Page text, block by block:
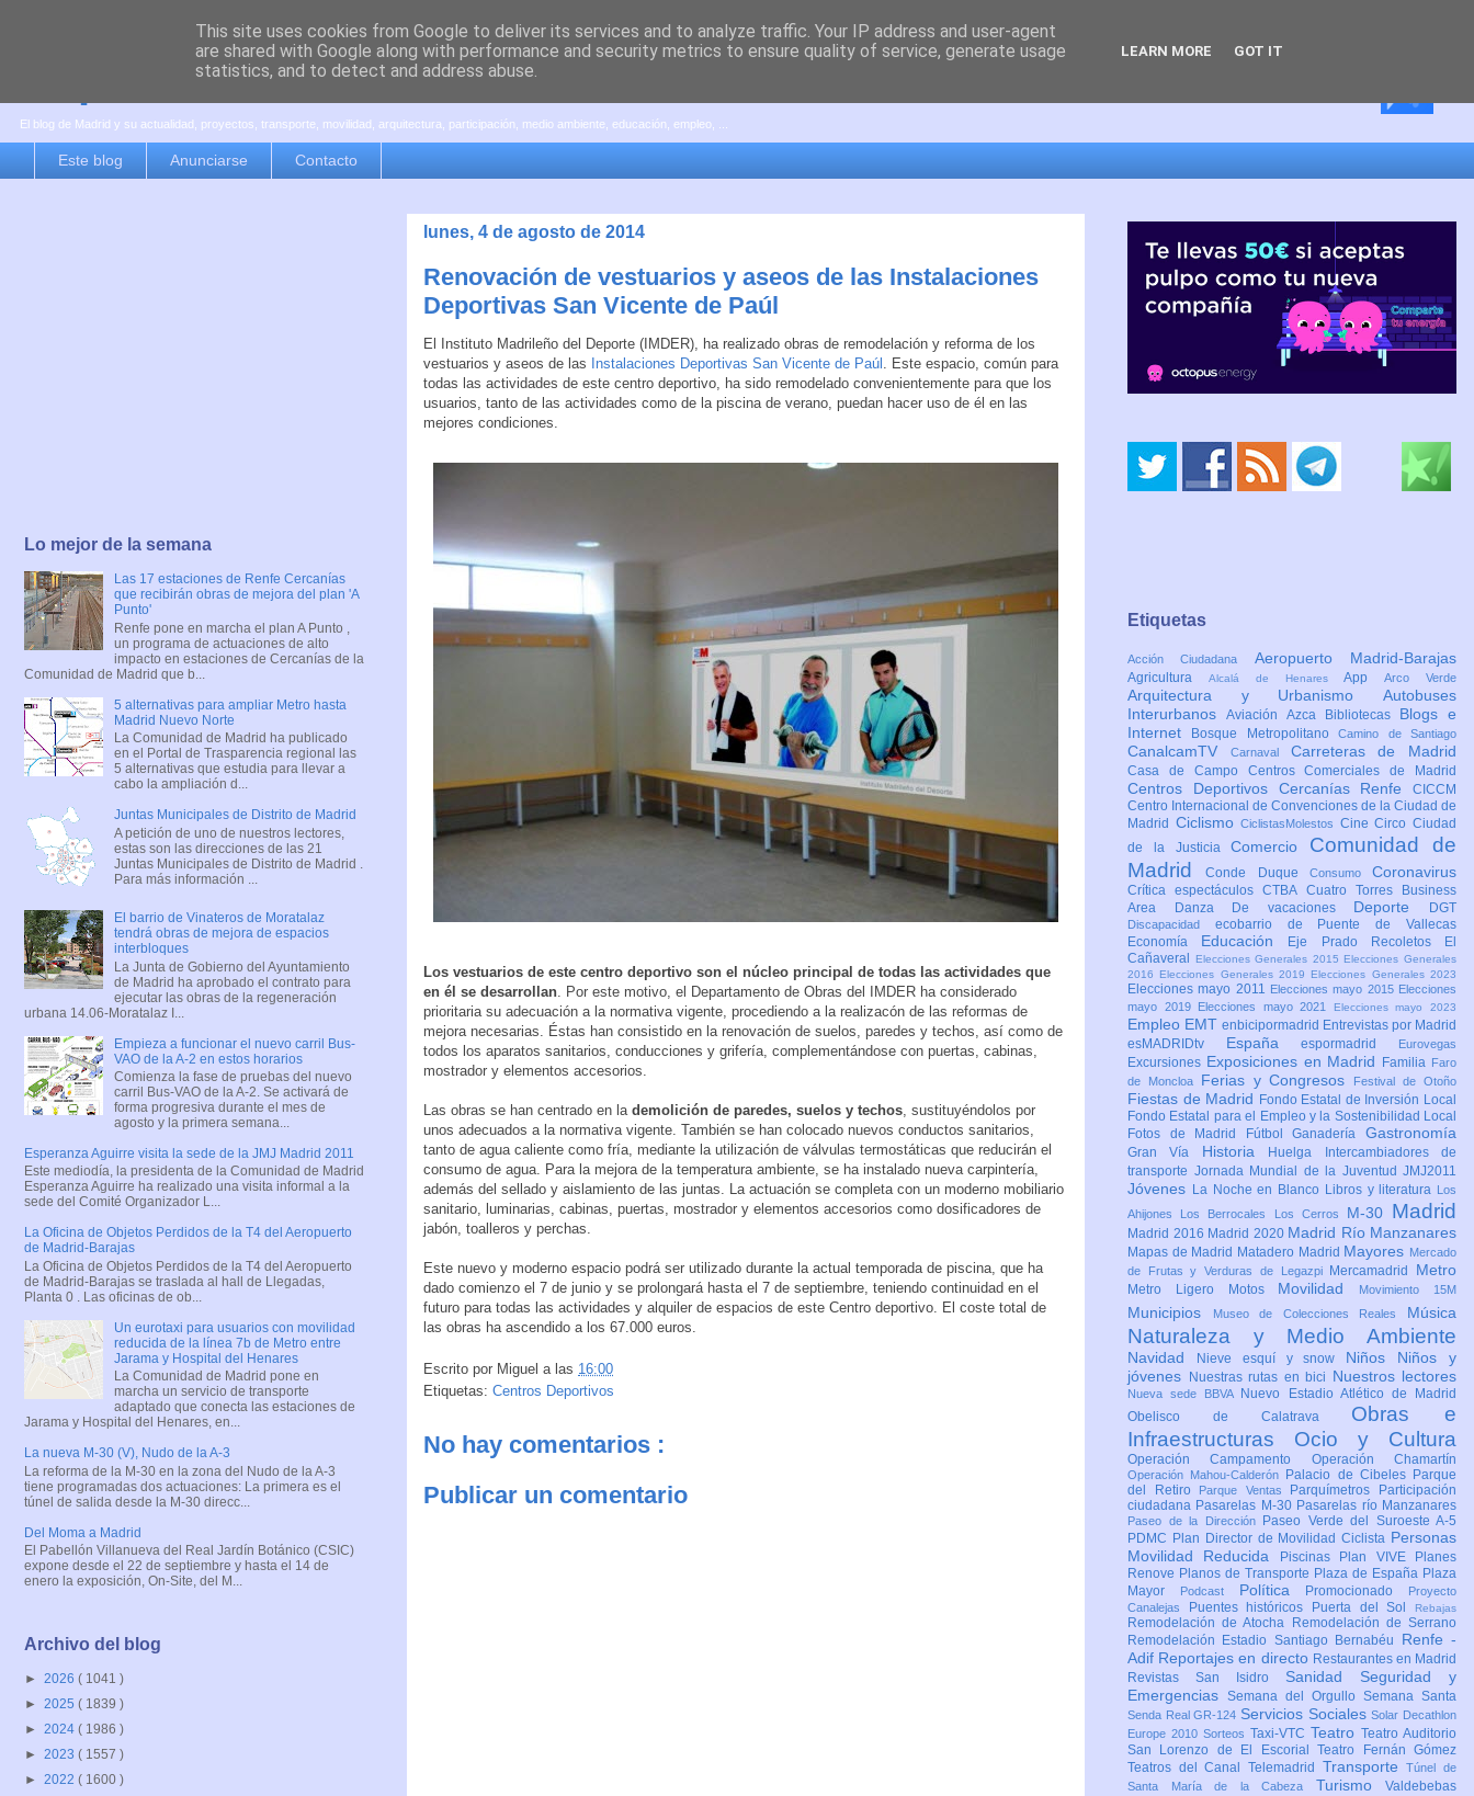
es por madrid
El blog de Madrid y su actualidad, proyectos, transporte, movilidad, arquitectura, participación, medio ambiente, educación, empleo, ...
Este blog Anunciarse Contacto
lunes, 4 de agosto de 2014
Renovación de vestuarios y aseos de las Instalaciones
Deportivas San Vicente de Paúl
El Instituto Madrileño del Deporte (IMDER), ha realizado obras de remodelación y reforma de los
vestuarios y aseos de las
Instalaciones Deportivas San Vicente de Paúl
. Este espacio, común para
todas las actividades de este centro deportivo, ha sido remodelado convenientemente para que los
usuarios, tanto de las actividades como de la piscina de verano, puedan hacer uso de él en las
mejores condiciones.
Los vestuarios de este centro deportivo son el núcleo principal de todas las actividades que
en él se desarrollan . Por este motivo, el Departamento de Obras del IMDER ha considerado
prioritaria su adecuación a la normativa vigente, procediendo a la realizacón de las reformas de
mejora necesarias. Éstas han consistido en la renovación de suelos, paredes y techos, así como de
todos los aparatos sanitarios, conducciones y grifería, complementándose con puertas, cabinas,
mostrador y elementos accesorios.
Las obras se han centrado en la demolición de paredes, suelos y techos , sustituyéndolos por
unos adecuados a la normativa vigente. También se han colocado nuevos conductos sanitarios,
tanto de agua caliente como fría, mediante la utilización de válvulas termostáticas que reducirán el
consumo de agua. Para la mejora de la temperatura ambiente, se ha instalado nueva carpintería,
además del sellado y aislamiento de las juntas. La actuación se completa con un moderno mobiliario
sanitario, luminarias, cabinas, puertas, mostrador y elementos accesorios como dosificadores de
jabón, toalleros y perchas.
Este nuevo y moderno espacio podrá ser utilizado durante la actual temporada de piscina, que ha
dado comienzo el 7 de junio y se prolongará hasta el 7 de septiembre, teniendo continuidad en el
futuro para todas las actividades y alquiler de espacios de este Centro deportivo. El coste total de
las obras ha ascendido a los 67.000 euros.
Escrito por Miguel a las 16:00
Etiquetas: Centros Deportivos
No hay comentarios :
Publicar un comentario
Lo mejor de la semana
Las 17 estaciones de Renfe Cercanías
que recibirán obras de mejora del plan 'A
Punto'
Renfe pone en marcha el plan A Punto ,
un programa de actuaciones de alto
impacto en estaciones de Cercanías de la
Comunidad de Madrid que b...
5 alternativas para ampliar Metro hasta
Madrid Nuevo Norte
La Comunidad de Madrid ha publicado
en el Portal de Trasparencia regional las
5 alternativas que estudia para llevar a
cabo la ampliación d...
Juntas Municipales de Distrito de Madrid
A petición de uno de nuestros lectores,
estas son las direcciones de las 21
Juntas Municipales de Distrito de Madrid .
Para más información ...
El barrio de Vinateros de Moratalaz
tendrá obras de mejora de espacios
interbloques
La Junta de Gobierno del Ayuntamiento
de Madrid ha aprobado el contrato para
ejecutar las obras de la regeneración
urbana 14.06-Moratalaz I...
Empieza a funcionar el nuevo carril Bus-
VAO de la A-2 en estos horarios
Comienza la fase de pruebas del nuevo
carril Bus-VAO de la A-2. Se activará de
forma progresiva durante el mes de
agosto y la primera semana...
Esperanza Aguirre visita la sede de la JMJ Madrid 2011
Este mediodía, la presidenta de la Comunidad de Madrid
Esperanza Aguirre ha realizado una visita informal a la
sede del Comité Organizador L...
La Oficina de Objetos Perdidos de la T4 del Aeropuerto
de Madrid-Barajas
La Oficina de Objetos Perdidos de la T4 del Aeropuerto
de Madrid-Barajas se traslada al hall de Llegadas,
Planta 0 . Las oficinas de ob...
Un eurotaxi para usuarios con movilidad
reducida de la línea 7b de Metro entre
Jarama y Hospital del Henares
La Comunidad de Madrid pone en
marcha un servicio de transporte
adaptado que conecta las estaciones de
Jarama y Hospital del Henares, en...
La nueva M-30 (V), Nudo de la A-3
La reforma de la M-30 en la zona del Nudo de la A-3
tiene programadas dos actuaciones: La primera es el
túnel de salida desde la M-30 direcc...
Del Moma a Madrid
El Pabellón Villanueva del Real Jardín Botánico (CSIC)
expone desde el 22 de septiembre y hasta el 14 de
enero la exposición, On-Site, del M...
Archivo del blog
► 2026 ( 1041 )
► 2025 ( 1839 )
► 2024 ( 1986 )
► 2023 ( 1557 )
► 2022 ( 1600 )
Etiquetas
Acción Ciudadana Aeropuerto Madrid-Barajas
Agricultura Alcalá de HenaresAppArco Verde
Arquitectura y Urbanismo Autobuses
Interurbanos Aviación Azca Bibliotecas Blogs e
Internet
Bosque MetropolitanoCamino de Santiago
CanalcamTV Carnaval Carreteras de Madrid
Casa de Campo Centros Comerciales de Madrid
Centros Deportivos Cercanías Renfe CICCM
Centro Internacional de Convenciones de la Ciudad de
Madrid CiclismoCiclistasMolestos CineCircoCiudad
de la JusticiaComercio Comunidad de
MadridConde Duque Consumo Coronavirus
Crítica espectáculosCTBA Cuatro Torres Business
Area
Danza De vacaciones Deporte DGT
Discapacidad ecobarrio de Puente de Vallecas
Economía Educación Eje Prado Recoletos
El
Cañaveral
Elecciones Generales 2015 Elecciones Generales
2016 Elecciones Generales 2019 Elecciones Generales 2023
Elecciones mayo 2011 Elecciones mayo 2015 Elecciones
mayo 2019
Elecciones mayo 2021 Elecciones mayo 2023
Empleo EMT enbicipormadrid Entrevistas por Madrid
esMADRIDtv Españaespormadrid Eurovegas
Excursiones Exposiciones en Madrid Familia Faro
de Moncloa
Ferias y Congresos Festival de Otoño
Fiestas de Madrid Fondo Estatal de Inversión Local
Fondo Estatal para el Empleo y la Sostenibilidad Local
Fotos de Madrid
FútbolGanaderíaGastronomía
Gran Vía Historia Huelga
Intercambiadores de
transporte Jornada Mundial de la Juventud JMJ2011
Jóvenes La Noche en Blanco Libros y literatura
Los
Ahijones
Los Berrocales Los Cerros M-30 Madrid
Madrid 2016 Madrid 2020 Madrid Río Manzanares
Mapas de Madrid Matadero Madrid Mayores Mercado
de Frutas y Verduras de Legazpi
Mercamadrid Metro
Metro Ligero Motos Movilidad Movimiento 15M
Municipios Museo de Colecciones Reales Música
Naturaleza y Medio Ambiente
Navidad Nieve esquí y snow Niños Niños y
jóvenes
Nuestras rutas en bici Nuestros lectores
Nueva sede BBVA
Nuevo Estadio Atlético de Madrid
Obelisco de Calatrava Obras e
Infraestructuras Ocio y Cultura
Operación Campamento Operación Chamartín
Operación Mahou-Calderón Palacio de Cibeles Parque
del Retiro
Parque Ventas Parquímetros
Participación
ciudadana Pasarelas M-30 Pasarelas río Manzanares
Paseo de la Dirección
Paseo Verde del Suroeste A-5
PDMC Plan Director de Movilidad Ciclista Personas
Movilidad Reducida
Piscinas Plan VIVE
Planes
Renove Planos de Transporte Plaza de España Plaza
Mayor
Podcast Política Promocionado
Proyecto
Canalejas
Puentes históricos Puerta del Sol Rebajas
Remodelación de Atocha
Remodelación de Serrano
Remodelación Estadio Santiago Bernabéu Renfe -
Adif Reportajes en directo Restaurantes en Madrid
Revistas San Isidro Sanidad Seguridad y
Emergencias Semana del Orgullo Semana Santa
Senda Real GR-124 Servicios SocialesSolar Decathlon
Europe 2010 Sorteos Taxi-VTC Teatro Teatro Auditorio
San Lorenzo de El EscorialTeatro Fernán Gómez
Teatros del Canal Telemadrid TransporteTúnel de
Santa María de la Cabeza Turismo Valdebebas
This site uses cookies from Google to deliver its services and to analyze traffic. Your IP address and user-agent
are shared with Google along with performance and security metrics to ensure quality of service, generate usage
statistics, and to detect and address abuse.
LEARN MORE GOT IT